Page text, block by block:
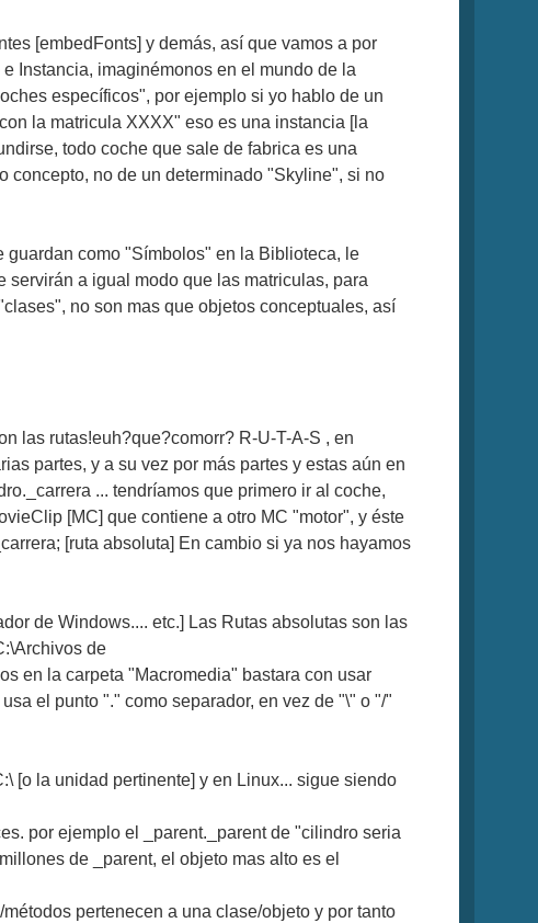
[embedFonts] y demás, así que vamos a por
Instancia, imaginémonos en el mundo de la
específicos", por ejemplo si yo hablo de un
la matricula XXXX" eso es una instancia [la
todo coche que sale de fabrica es una
concepto, no de un determinado "Skyline", si no
guardan como "Símbolos" en la Biblioteca, le
servirán a igual modo que las matriculas, para
no son mas que objetos conceptuales, así
las rutas!euh?que?comorr? R-U-T-A-S , en
partes, y a su vez por más partes y estas aún en
... tendríamos que primero ir al coche,
[MC] que contiene a otro MC "motor", y éste
[ruta absoluta] En cambio si ya nos hayamos
de Windows.... etc.] Las Rutas absolutas son las
de
en la carpeta "Macromedia" bastara con usar
el punto "." como separador, en vez de "\" o "/"
[o la unidad pertinente] y en Linux... sigue siendo
por ejemplo el _parent._parent de "cilindro seria
de _parent, el objeto mas alto es el
pertenecen a una clase/objeto y por tanto